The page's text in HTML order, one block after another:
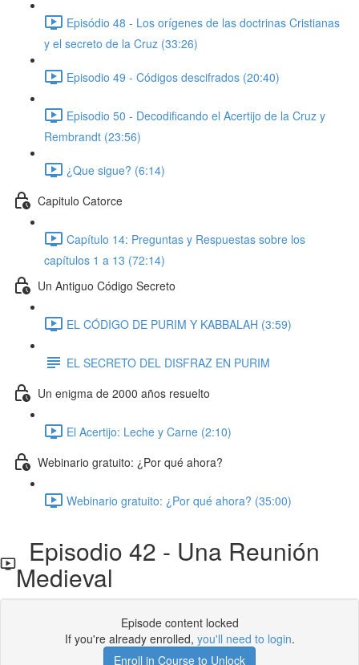
Episódio 48 - Los orígenes de las doctrinas Cristianas
y el secreto de la Cruz (33:26)
Episodio 49 - Códigos descifrados (20:40)
Episodio 50 - Decodificando el Acertijo de la Cruz y
Rembrandt (23:56)
¿Que sigue? (6:14)
Capitulo Catorce
Capítulo 14: Preguntas y Respuestas sobre los
capítulos 1 a 13 (72:14)
Un Antiguo Código Secreto
EL CÓDIGO DE PURIM Y KABBALAH (3:59)
EL SECRETO DEL DISFRAZ EN PURIM
Un enigma de 2000 años resuelto
El Acertijo: Leche y Carne (2:10)
Webinario gratuito: ¿Por qué ahora?
Webinario gratuito: ¿Por qué ahora? (35:00)
Episodio 42 - Una Reunión
Medieval
Episode content locked
If you're already enrolled, you'll need to login.
Enroll in Course to Unlock